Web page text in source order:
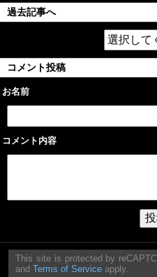
過去記事へ
コメント投稿
お名前
コメント内容
This site is protected by
andTerms of Service apply.